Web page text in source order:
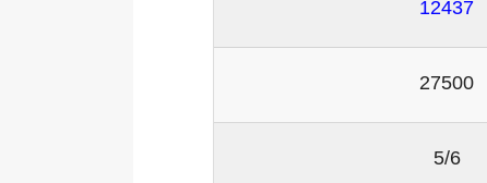
12437
27500
5/6